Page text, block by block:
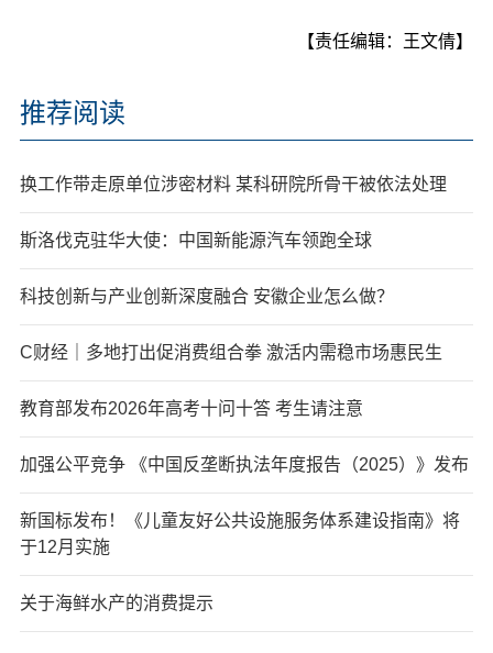
【责任编辑：王文倩】
推荐阅读
换工作带走原单位涉密材料 某科研院所骨干被依法处理
斯洛伐克驻华大使：中国新能源汽车领跑全球
科技创新与产业创新深度融合 安徽企业怎么做？
C财经｜多地打出促消费组合拳 激活内需稳市场惠民生
教育部发布2026年高考十问十答 考生请注意
加强公平竞争 《中国反垄断执法年度报告（2025）》发布
新国标发布！《儿童友好公共设施服务体系建设指南》将
于12月实施
关于海鲜水产的消费提示